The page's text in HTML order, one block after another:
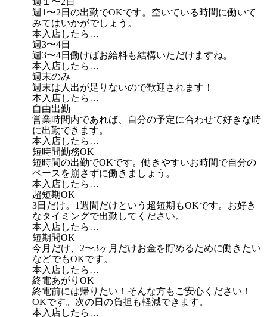
週1〜2日の出勤でOKです。空いている時間に働いて
みてはいかがでしょう。
本入店したら…
週3〜4日
週3〜4日働けばお給料も結構いただけますね。
本入店したら…
週末のみ
週末は人出が足りないので歓迎されます！
本入店したら…
自由出勤
営業時間内であれば、自分の予定に合わせて好きな時
に出勤できます。
本入店したら…
短時間勤務OK
短時間の出勤でOKです。働きやすいお時間で自分の
ペースを崩さずに働きましょう。
本入店したら…
超短期OK
3日だけ。1週間だけという超短期もOKです。お好き
なタイミングで出勤してください。
本入店したら…
短期間OK
今月だけ、2〜3ヶ月だけお金を貯めるために働きたい
などでもOKです。
本入店したら…
終電あがりOK
終電前には帰りたい！そんな方もご安心ください！
OKです。次の日の負担も軽減できます。
本入店したら…